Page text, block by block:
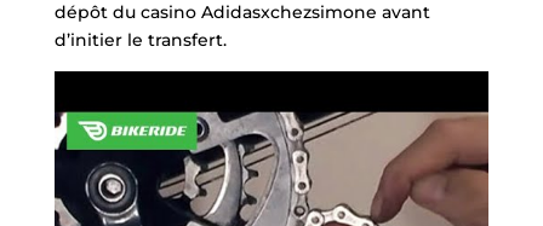
dépôt du casino Adidasxchezsimone avant
d’initier le transfert.